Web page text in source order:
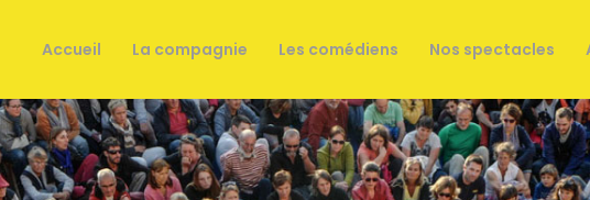
Accueil La compagnie Les comédiens Nos spectacles